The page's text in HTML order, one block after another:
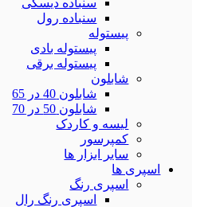
سنباده دیسکی
سنباده رول
پیستوله
پیستوله بادی
پیستوله برقی
شابلون
شابلون 40 در 65
شابلون 50 در 70
لیسه و کاردک
کمپرسور
سایر ابزار ها
اسپری ها
اسپری رنگ
اسپری رنگ رال